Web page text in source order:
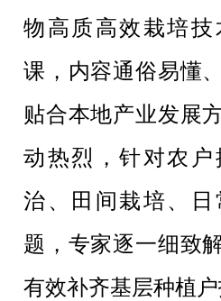
物高质高效栽培
课，内容通俗易懂
贴合本地产业发展
动热烈，针对农
治、田间栽培、
题，专家逐一细致
有效补齐基层种植户